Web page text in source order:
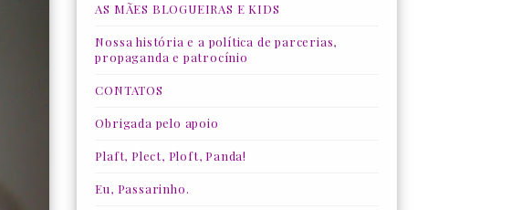
AS MÃES BLOGUEIRAS E KIDS
Nossa história e a política de parcerias,
propaganda e patrocínio
CONTATOS
Obrigada pelo apoio
Plaft, Plect, Ploft, Panda!
Eu, Passarinho.